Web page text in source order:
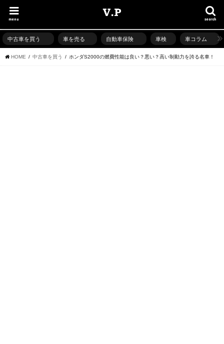
search
menu
中古車を買う 車を売る 自動車保険 車検 車コラム
HOME 中古車を買う ホンダS2000の燃費性能は良い？悪い？高い制動力を誇る名車！